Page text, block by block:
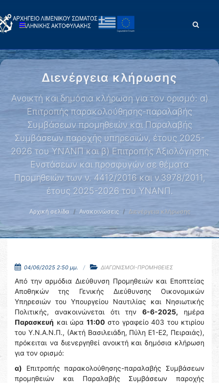
Διενέργεια κλήρωσης
Ανοικτή και δημόσια κλήρωση για τον ορισμό: α)
Επιτροπής παρακολούθησης-παραλαβής
Συμβάσεων προμηθειών και Παραλαβής
Συμβάσεων παροχής υπηρεσιών, έτους 2025-
2026 του ΥΝΑΝΠ και β) Επιτροπής Αξιολόγησης
Ενστάσεων και προσφυγών σε θέματα
Προμηθειών των ν. 4412/2016 και ν.3978/2011,
έτους 2025-2026 του ΥΝΑΝΠ.
Αρχική σελίδα Ανακοινώσεις Διενέργεια κλήρωσης
04/06/2025 2:50 μμ. ΔΙΑΓΩΝΙΣΜΟΙ-ΠΡΟΜΗΘΕΙΕΣ
Από την αρμόδια Διεύθυνση Προμηθειών και Εποπτείας
Αποθηκών της Γενικής Διεύθυνσης Οικονομικών
Υπηρεσιών του Υπουργείου Ναυτιλίας και Νησιωτικής
Πολιτικής, ανακοινώνεται ότι την6-6-2025, ημέρα
Παρασκευή και ώρα 11:00 στο γραφείο 403 του κτιρίου
του Υ.Ν.Α.Ν.Π., (Ακτή Βασιλειάδη, Πύλη Ε1-Ε2, Πειραιάς),
πρόκειται να διενεργηθεί ανοικτή και δημόσια κλήρωση
για τον ορισμό:
α) Επιτροπής παρακολούθησης-παραλαβής Συμβάσεων
προμηθειών και Παραλαβής Συμβάσεων παροχής